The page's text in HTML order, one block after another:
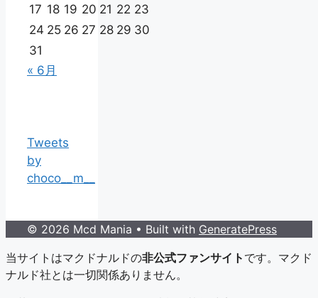
17 18 19 20 21 22 23
24 25 26 27 28 29 30
31
« 6月
Tweets
by
choco__m__
© 2026 Mcd Mania • Built with GeneratePress
当サイトはマクドナルドの非公式ファンサイト です。マクド
ナルド社とは一切関係ありません。